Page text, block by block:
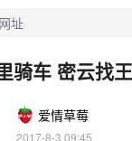
骑车 密云找
爱情草莓
2017-8-3 09:45